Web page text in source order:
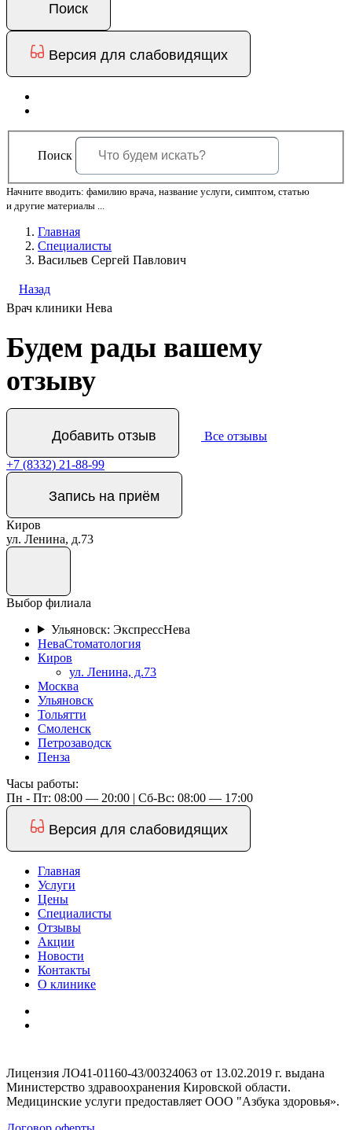
Поиск
Версия для слабовидящих
Поиск
Начните вводить: фамилию врача, название услуги, симптом, статью
и другие материалы ...
Главная
Специалисты
Васильев Сергей Павлович
Назад
Врач клиники Нева
Будем рады вашему
отзыву
Добавить отзыв Все отзывы
+7 (8332) 21-88-99
Запись на приём
Киров
ул. Ленина, д.73
Выбор филиала
Ульяновск: ЭкспрессНева
НеваСтоматология
Киров
ул. Ленина, д.73
Москва
Ульяновск
Тольятти
Смоленск
Петрозаводск
Пенза
Часы работы:
Пн - Пт: 08:00 — 20:00 | Cб-Вс: 08:00 — 17:00
Версия для слабовидящих
Главная
Услуги
Цены
Специалисты
Отзывы
Акции
Новости
Контакты
О клинике
Лицензия ЛО41-01160-43/00324063 от 13.02.2019 г. выдана
Министерство здравоохранения Кировской области.
Медицинские услуги предоставляет ООО "Азбука здоровья».